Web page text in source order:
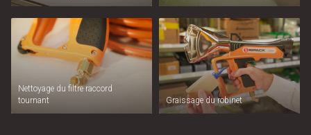
Nettoyage du filtre raccord
tournant
Graissage du robinet